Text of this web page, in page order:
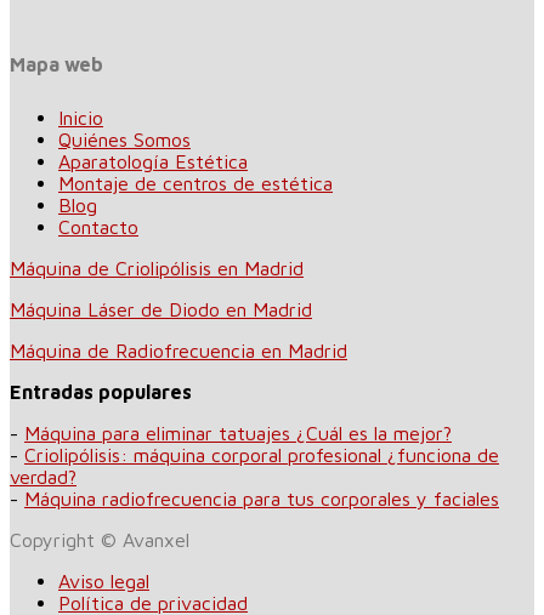
Mapa web
Inicio
Quiénes Somos
Aparatología Estética
Montaje de centros de estética
Blog
Contacto
Máquina de Criolipólisis en Madrid
Máquina Láser de Diodo en Madrid
Máquina de Radiofrecuencia en Madrid
Entradas populares
- Máquina para eliminar tatuajes ¿Cuál es la mejor?
- Criolipólisis: máquina corporal profesional ¿funciona de
verdad?
- Máquina radiofrecuencia para tus corporales y faciales
Copyright © Avanxel
Aviso legal
Política de privacidad